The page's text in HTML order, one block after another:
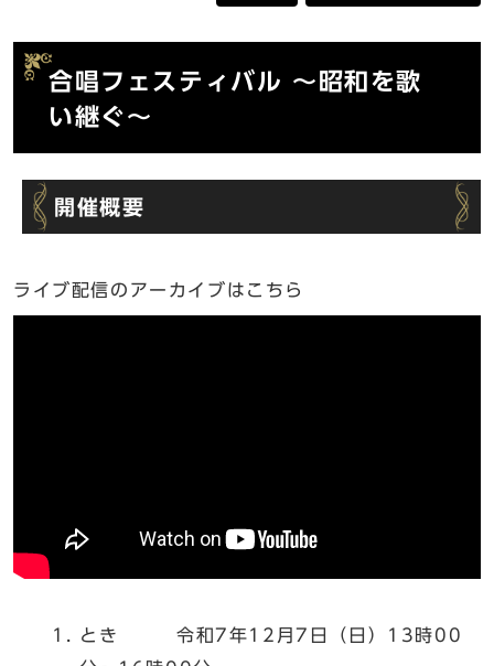
合唱フェスティバル 〜昭和を歌
い継ぐ〜
開催概要
ライブ配信のアーカイブはこちら
とき 令和7年12月7日（日）13時00